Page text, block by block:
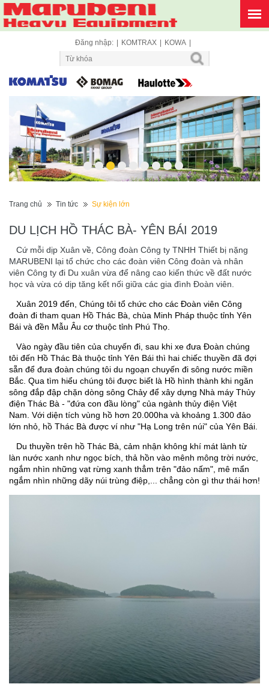
Đăng nhập: KOMTRAX KOWA
DU LỊCH HỒ THÁC BÀ- YÊN BÁI 2019
Cứ mỗi dịp Xuân về, Công đoàn Công ty TNHH Thiết bị nặng
MARUBENI lại tổ chức cho các đoàn viên Công đoàn và nhân
viên Công ty đi Du xuân vừa để nâng cao kiến thức về đất nước
học và vừa có dịp tăng kết nối giữa các gia đình Đoàn viên.
Xuân 2019 đến, Chúng tôi tổ chức cho các Đoàn viên Công
đoàn đi tham quan Hồ Thác Bà, chùa Minh Pháp thuộc tỉnh Yên
Bái và đền Mẫu Âu cơ thuộc tỉnh Phú Thọ.
Vào ngày đầu tiên của chuyến đi, sau khi xe đưa Đoàn chúng
tôi đến Hồ Thác Bà thuộc tỉnh Yên Bái thì hai chiếc thuyền đã đợi
sẵn để đưa đoàn chúng tôi du ngoạn chuyến đi sông nước miền
Bắc. Qua tìm hiểu chúng tôi được biết là Hồ hình thành khi ngăn
sông đắp đập chặn dòng sông Chảy để xây dựng Nhà máy Thủy
điện Thác Bà - "đứa con đầu lòng" của ngành thủy điện Việt
Nam. Với diện tích vùng hồ hơn 20.000ha và khoảng 1.300 đảo
lớn nhỏ, hồ Thác Bà được ví như "Hạ Long trên núi" của Yên Bái.
Du thuyền trên hồ Thác Bà, cảm nhận không khí mát lành từ
làn nước xanh như ngọc bích, thả hồn vào mênh mông trời nước,
ngắm nhìn những vạt rừng xanh thẳm trên "đảo nấm", mê mẩn
ngắm nhìn những dãy núi trùng điệp,... chẳng còn gì thư thái hơn!